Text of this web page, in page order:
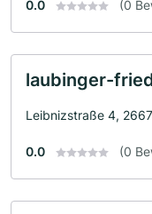
0.0 (0
laubinger-
Leibnizstraße 4,
0.0 (0